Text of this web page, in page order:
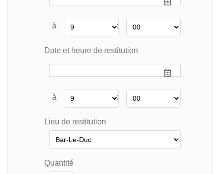
à :
Date et heure de restitution
à :
Lieu de restitution
Quantité